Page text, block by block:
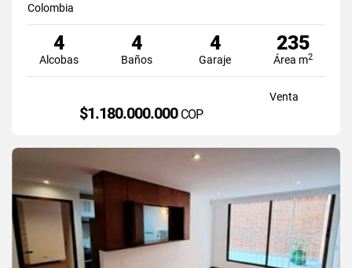
Colombia
4
Alcobas
4
Baños
4
Garaje
235
Área m2
Venta
$1.180.000.000 COP